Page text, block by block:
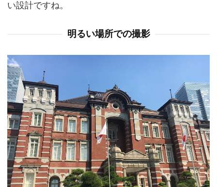
い設計ですね。
明るい場所での撮影